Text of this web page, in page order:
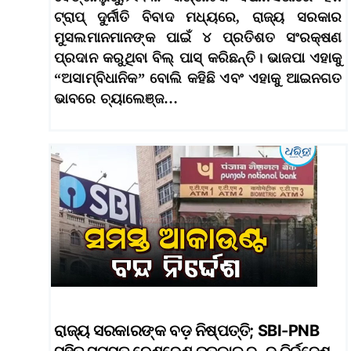
ଟ୍ରାପ୍ ଦୁର୍ନୀତି ବିବାଦ ମଧ୍ୟରେ, ରାଜ୍ୟ ସରକାର
ମୁସଲମାନମାନଙ୍କ ପାଇଁ ୪ ପ୍ରତିଶତ ସଂରକ୍ଷଣ
ପ୍ରଦାନ କରୁଥିବା ବିଲ୍ ପାସ୍ କରିଛନ୍ତି। ଭାଜପା ଏହାକୁ
“ଅସାମ୍ବିଧାନିକ” ବୋଲି କହିଛି ଏବଂ ଏହାକୁ ଆଇନଗତ
ଭାବରେ ଚ୍ୟାଲେଞ୍ଜ…
ରାଜ୍ୟ ସରକାରଙ୍କ ବଡ଼ ନିଷ୍ପତ୍ତି; SBI-PNB